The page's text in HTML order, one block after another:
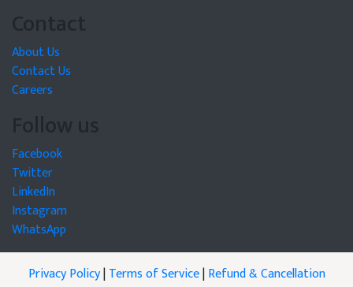
Contact
About Us
Contact Us
Careers
Follow us
Facebook
Twitter
LinkedIn
Instagram
WhatsApp
Privacy Policy|Terms of Service|Refund & Cancellation